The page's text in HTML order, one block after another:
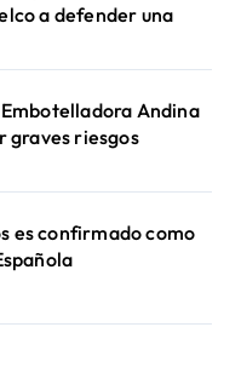
a defender una
Andina
graves riesgos
es confirmado como